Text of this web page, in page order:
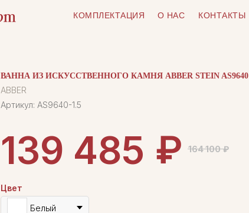
КОМПЛЕКТАЦИЯ О НАС КОНТАКТЫ
ВАННА ИЗ ИСКУССТВЕННОГО КАМНЯ ABBER STEIN AS9640
ABBER
Артикул: AS9640-1.5
139 485 ₽ 164 100 ₽
Цвет
Белый